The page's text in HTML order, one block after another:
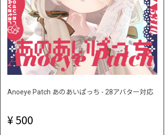
Anoeye Patch あのあいぱっち - 28アバター対応
500